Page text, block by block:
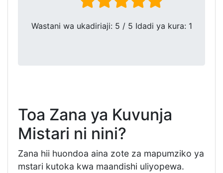
Wastani wa ukadiriaji: 5 / 5 Idadi ya kura: 1
Toa Zana ya Kuvunja
Mistari ni nini?
Zana hii huondoa aina zote za mapumziko ya
mstari kutoka kwa maandishi uliyopewa.